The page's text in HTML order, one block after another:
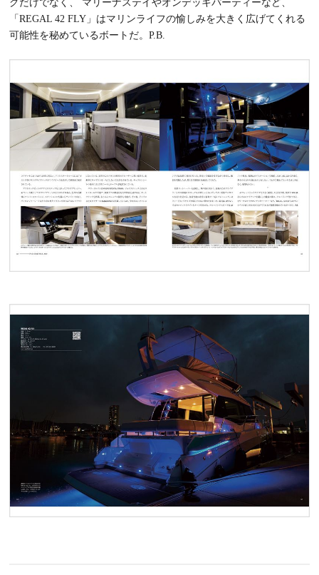
グだけでなく、 マリーナステイやオンデッキパーティーなど、
「REGAL 42 FLY」はマリンライフの愉しみを大きく広げてくれる
可能性を秘めているボートだ。P.B.